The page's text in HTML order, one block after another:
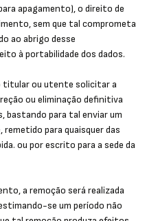
apagamento), o direito de
sem que tal comprometa
ao abrigo desse
à portabilidade dos dados.
titular ou utente solicitar a
ou eliminação definitiva
bastando para tal enviar um
para quaisquer das
ou por escrito para a sede da
a remoção será realizada
se um período não